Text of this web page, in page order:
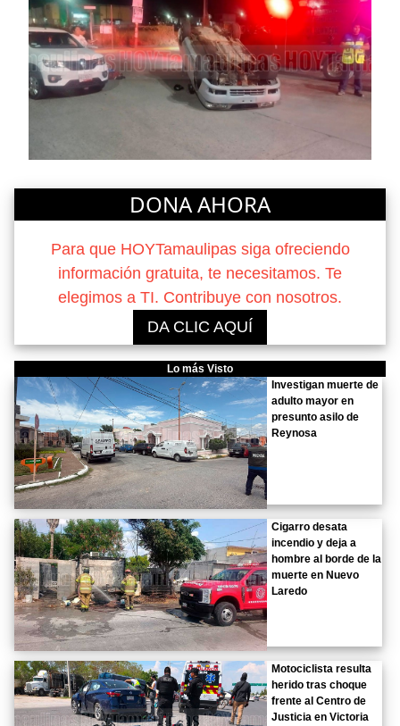
DONA AHORA
Para que HOYTamaulipas siga ofreciendo
información gratuita, te necesitamos. Te
elegimos a TI. Contribuye con nosotros.
DA CLIC AQUÍ
Lo más Visto
Investigan muerte de
adulto mayor en
presunto asilo de
Reynosa
Cigarro desata
incendio y deja a
hombre al borde de la
muerte en Nuevo
Laredo
Motociclista resulta
herido tras choque
frente al Centro de
Justicia en Victoria